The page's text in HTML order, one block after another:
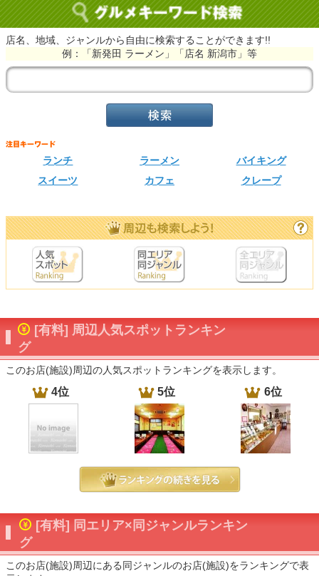
店名、地域、ジャンルから自由に検索することができます!!
例：「新発田 ラーメン」「店名 新潟市」等
ランチ ラーメン
バイキング
スイーツ
カフェ クレープ
[有料] 周辺人気スポットランキン
グ
このお店(施設)周辺の人気スポットランキングを表示します。
4位 5位 6位
[有料] 同エリア×同ジャンルランキン
グ
このお店(施設)周辺にある同ジャンルのお店(施設)をランキングで表